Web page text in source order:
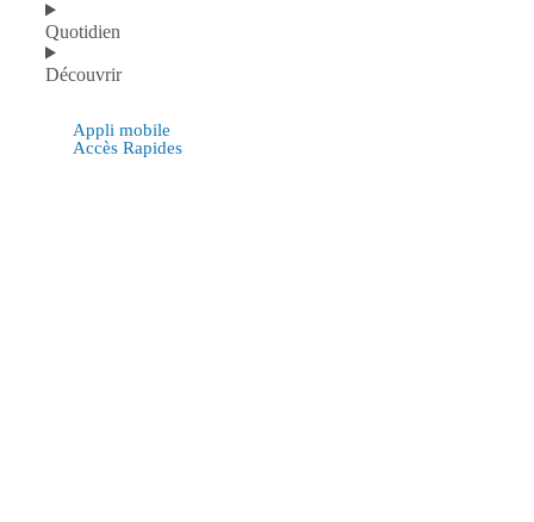
Quotidien
Découvrir
Appli mobile
Accès Rapides